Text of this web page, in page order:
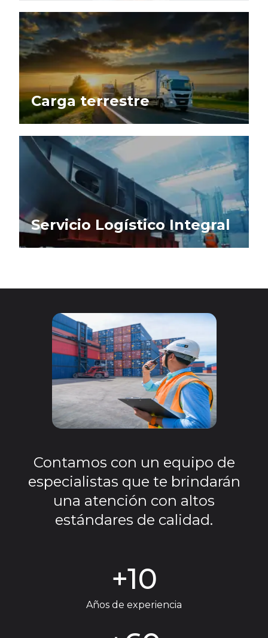
Carga terrestre
Servicio Logístico Integral
Contamos con un equipo de
especialistas que te brindarán
una atención con altos
estándares de calidad.
+10
Años de experiencia